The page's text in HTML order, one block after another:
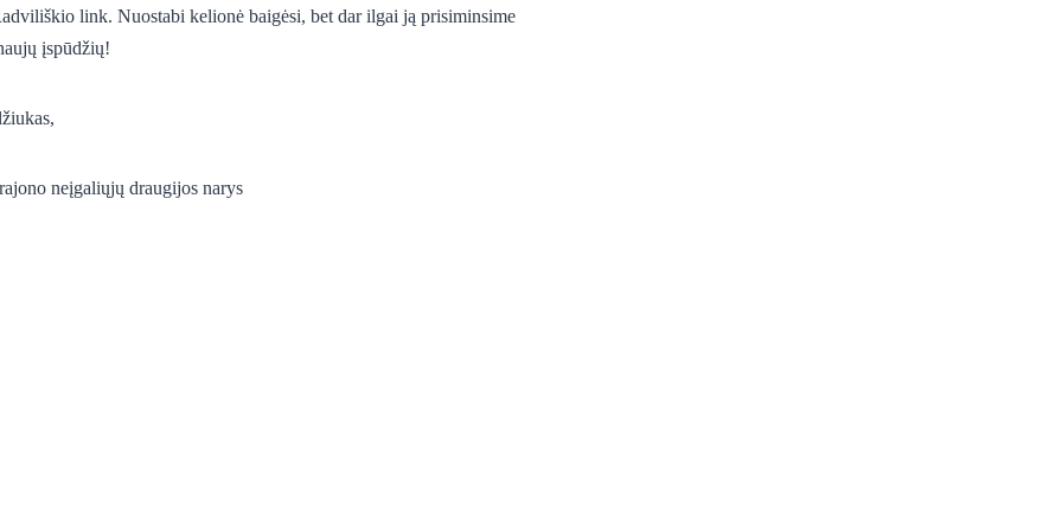
link. Nuostabi kelionė baigėsi, bet dar ilgai ją prisiminsime
įspūdžių!
rajono neįgaliųjų draugijos narys